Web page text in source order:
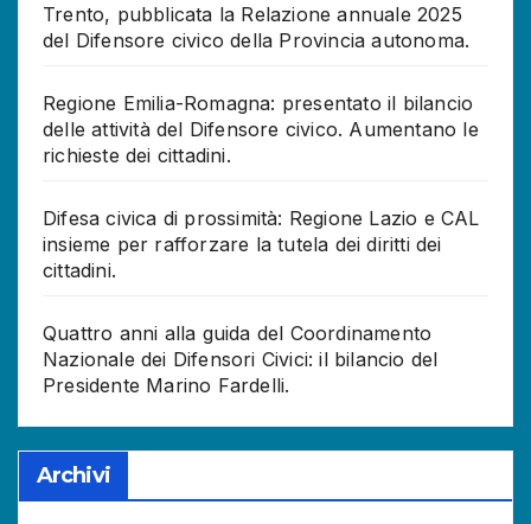
Trento, pubblicata la Relazione annuale 2025
del Difensore civico della Provincia autonoma.
Regione Emilia-Romagna: presentato il bilancio
delle attività del Difensore civico. Aumentano le
richieste dei cittadini.
Difesa civica di prossimità: Regione Lazio e CAL
insieme per rafforzare la tutela dei diritti dei
cittadini.
Quattro anni alla guida del Coordinamento
Nazionale dei Difensori Civici: il bilancio del
Presidente Marino Fardelli.
Archivi